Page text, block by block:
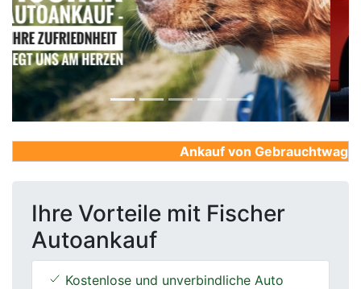
Previous Next
Ankauf von
Ihre Vorteile mit Fischer
Autoankauf
Kostenlose und unverbindliche Auto